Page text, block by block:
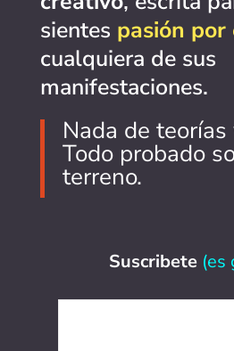
sientes pasión
cualquiera de sus
manifestaciones.
Nada de teorías
Todo probado
terreno.
Suscribete (es